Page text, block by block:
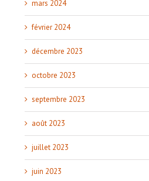
mars 2024
février 2024
décembre 2023
octobre 2023
septembre 2023
août 2023
juillet 2023
juin 2023